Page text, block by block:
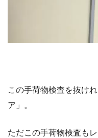
この手荷物検査を抜け
ア」。
ただこの手荷物検査も